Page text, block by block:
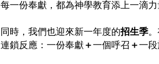
每一份奉獻，都為神學教育添上一滴
同時，我們也迎來新一年度的招生季
連鎖反應：一份奉獻＋一個呼召 ＋一